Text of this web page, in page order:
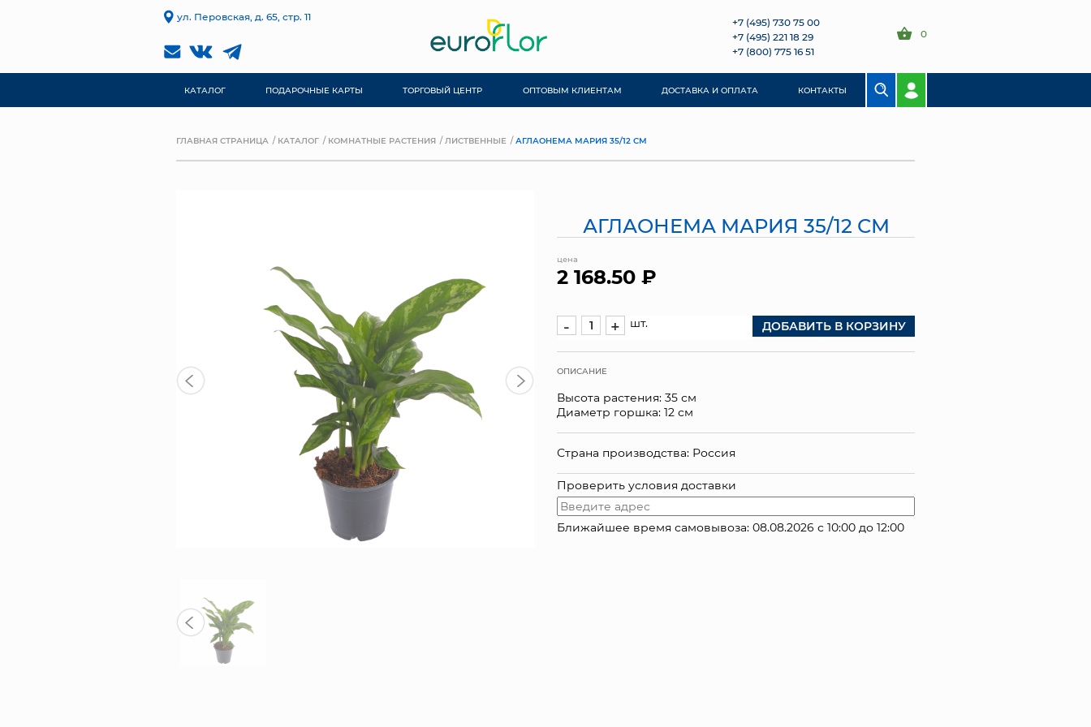
ул. Перовская, д. 65, стр. 11
+7 (495) 730 75 00
+7 (495) 221 18 29
+7 (800) 775 16 51
0
КАТАЛОГ ПОДАРОЧНЫЕ КАРТЫ ТОРГОВЫЙ ЦЕНТР ОПТОВЫМ КЛИЕНТАМ ДОСТАВКА И ОПЛАТА КОНТАКТЫ
ГЛАВНАЯ СТРАНИЦА КАТАЛОГ КОМНАТНЫЕ РАСТЕНИЯ ЛИСТВЕННЫЕ АГЛАОНЕМА МАРИЯ 35/12 СМ
АГЛАОНЕМА МАРИЯ 35/12 СМ
цена
2 168.50 ₽
- + шт. ДОБАВИТЬ В КОРЗИНУ
ОПИСАНИЕ
Высота растения: 35 см
Диаметр горшка: 12 см
Страна производства: Россия
Проверить условия доставки
Ближайшее время самовывоза: 08.08.2026 с 10:00 до 12:00